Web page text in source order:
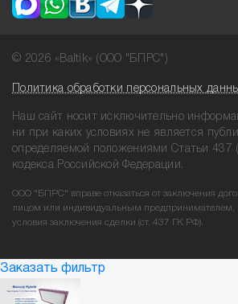
© 2026 «Baltik» (ООО "БПРС")
Политика обработки персональных
Наш сайт носит исключительно
ни при
каких условиях не является
определяемой положениями Статьи 437
кодекса Российской Федерации.
ООО "БПРС" вправе отказаться от заключения
лицом или индивидуальным предпринимателем,
условия заключения сделки (ст. 437 ГК РФ).
Заказать фильтр